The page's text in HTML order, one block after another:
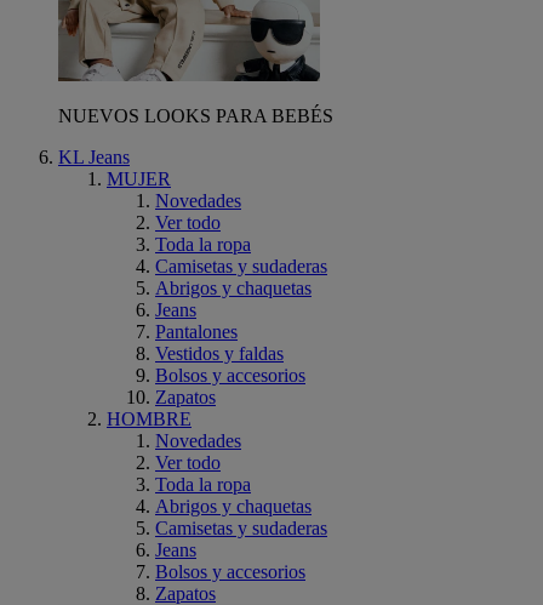
NUEVOS LOOKS PARA BEBÉS
KL Jeans
MUJER
Novedades
Ver todo
Toda la ropa
Camisetas y sudaderas
Abrigos y chaquetas
Jeans
Pantalones
Vestidos y faldas
Bolsos y accesorios
Zapatos
HOMBRE
Novedades
Ver todo
Toda la ropa
Abrigos y chaquetas
Camisetas y sudaderas
Jeans
Bolsos y accesorios
Zapatos